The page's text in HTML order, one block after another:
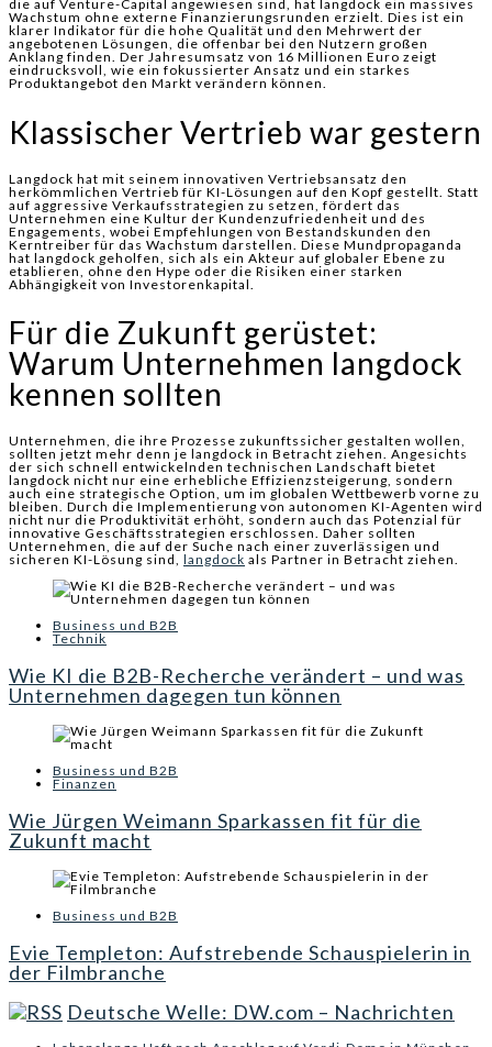
die auf Venture-Capital angewiesen sind, hat langdock ein massives
Wachstum ohne externe Finanzierungsrunden erzielt. Dies ist ein
klarer Indikator für die hohe Qualität und den Mehrwert der
angebotenen Lösungen, die offenbar bei den Nutzern großen
Anklang finden. Der Jahresumsatz von 16 Millionen Euro zeigt
eindrucksvoll, wie ein fokussierter Ansatz und ein starkes
Produktangebot den Markt verändern können.
Klassischer Vertrieb war gestern
Langdock hat mit seinem innovativen Vertriebsansatz den
herkömmlichen Vertrieb für KI-Lösungen auf den Kopf gestellt. Statt
auf aggressive Verkaufsstrategien zu setzen, fördert das
Unternehmen eine Kultur der Kundenzufriedenheit und des
Engagements, wobei Empfehlungen von Bestandskunden den
Kerntreiber für das Wachstum darstellen. Diese Mundpropaganda
hat langdock geholfen, sich als ein Akteur auf globaler Ebene zu
etablieren, ohne den Hype oder die Risiken einer starken
Abhängigkeit von Investorenkapital.
Für die Zukunft gerüstet:
Warum Unternehmen langdock
kennen sollten
Unternehmen, die ihre Prozesse zukunftssicher gestalten wollen,
sollten jetzt mehr denn je langdock in Betracht ziehen. Angesichts
der sich schnell entwickelnden technischen Landschaft bietet
langdock nicht nur eine erhebliche Effizienzsteigerung, sondern
auch eine strategische Option, um im globalen Wettbewerb vorne zu
bleiben. Durch die Implementierung von autonomen KI-Agenten wird
nicht nur die Produktivität erhöht, sondern auch das Potenzial für
innovative Geschäftsstrategien erschlossen. Daher sollten
Unternehmen, die auf der Suche nach einer zuverlässigen und
sicheren KI-Lösung sind, langdock als Partner in Betracht ziehen.
Business und B2B
Technik
Wie KI die B2B-Recherche verändert – und was
Unternehmen dagegen tun können
Business und B2B
Finanzen
Wie Jürgen Weimann Sparkassen fit für die
Zukunft macht
Business und B2B
Evie Templeton: Aufstrebende Schauspielerin in
der Filmbranche
Deutsche Welle: DW.com – Nachrichten